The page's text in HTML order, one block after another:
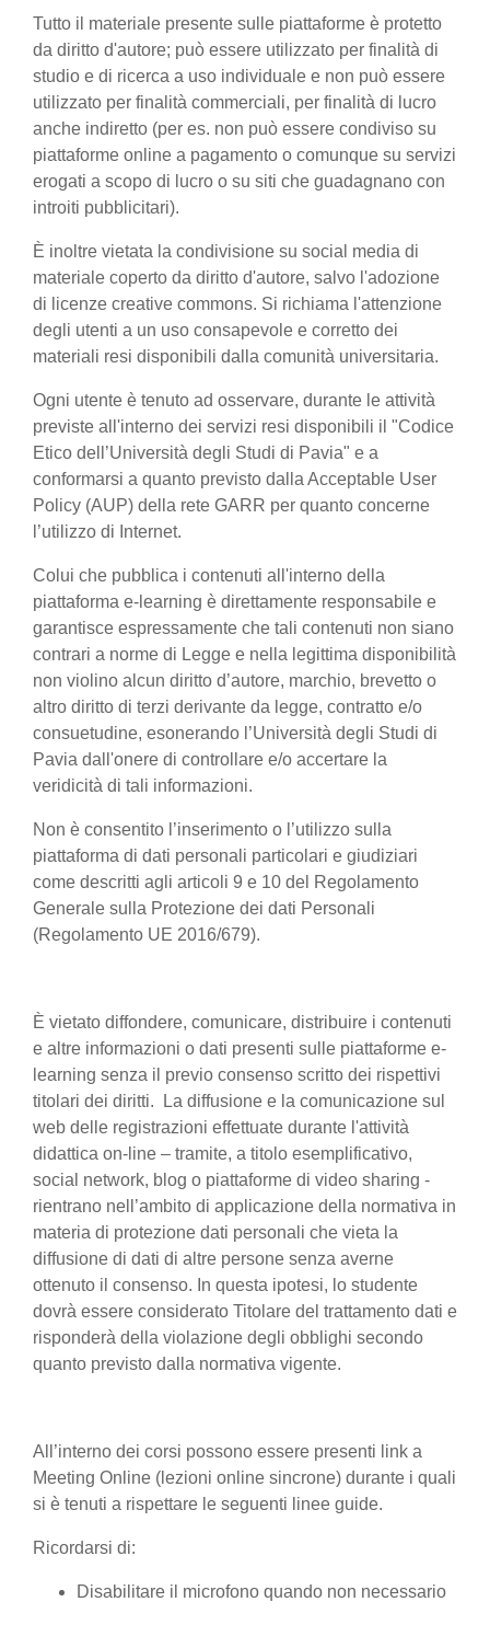
Tutto il materiale presente sulle piattaforme è protetto
da diritto d'autore; può essere utilizzato per finalità di
studio e di ricerca a uso individuale e non può essere
utilizzato per finalità commerciali, per finalità di lucro
anche indiretto (per es. non può essere condiviso su
piattaforme online a pagamento o comunque su servizi
erogati a scopo di lucro o su siti che guadagnano con
introiti pubblicitari).
È inoltre vietata la condivisione su social media di
materiale coperto da diritto d'autore, salvo l'adozione
di licenze creative commons. Si richiama l'attenzione
degli utenti a un uso consapevole e corretto dei
materiali resi disponibili dalla comunità universitaria.
Ogni utente è tenuto ad osservare, durante le attività
previste all'interno dei servizi resi disponibili il "Codice
Etico dell’Università degli Studi di Pavia" e a
conformarsi a quanto previsto dalla Acceptable User
Policy (AUP) della rete GARR per quanto concerne
l’utilizzo di Internet.
Colui che pubblica i contenuti all'interno della
piattaforma e-learning è direttamente responsabile e
garantisce espressamente che tali contenuti non siano
contrari a norme di Legge e nella legittima disponibilità
non violino alcun diritto d’autore, marchio, brevetto o
altro diritto di terzi derivante da legge, contratto e/o
consuetudine, esonerando l’Università degli Studi di
Pavia dall'onere di controllare e/o accertare la
veridicità di tali informazioni.
Non è consentito l’inserimento o l’utilizzo sulla
piattaforma di dati personali particolari e giudiziari
come descritti agli articoli 9 e 10 del Regolamento
Generale sulla Protezione dei dati Personali
(Regolamento UE 2016/679).
È vietato diffondere, comunicare, distribuire i contenuti
e altre informazioni o dati presenti sulle piattaforme e-
learning senza il previo consenso scritto dei rispettivi
titolari dei diritti. La diffusione e la comunicazione sul
web delle registrazioni effettuate durante l'attività
didattica on-line – tramite, a titolo esemplificativo,
social network, blog o piattaforme di video sharing -
rientrano nell’ambito di applicazione della normativa in
materia di protezione dati personali che vieta la
diffusione di dati di altre persone senza averne
ottenuto il consenso. In questa ipotesi, lo studente
dovrà essere considerato Titolare del trattamento dati e
risponderà della violazione degli obblighi secondo
quanto previsto dalla normativa vigente.
All’interno dei corsi possono essere presenti link a
Meeting Online (lezioni online sincrone) durante i quali
si è tenuti a rispettare le seguenti linee guide.
Ricordarsi di:
Disabilitare il microfono quando non necessario